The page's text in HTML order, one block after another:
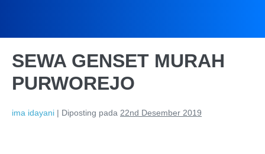
SEWA GENSET MURAH
PURWOREJO
ima idayani | Diposting pada 22nd Desember 2019